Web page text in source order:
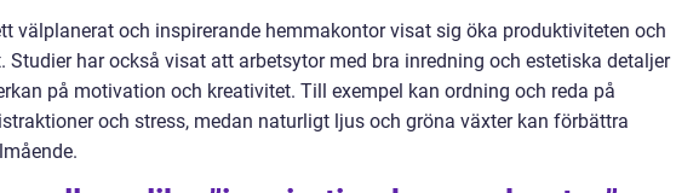
välplanerat och inspirerande hemmakontor visat sig öka produktiviteten och
Studier har också visat att arbetsytor med bra inredning och estetiska detaljer
på motivation och kreativitet. Till exempel kan ordning och reda på
och stress, medan naturligt ljus och gröna växter kan förbättra